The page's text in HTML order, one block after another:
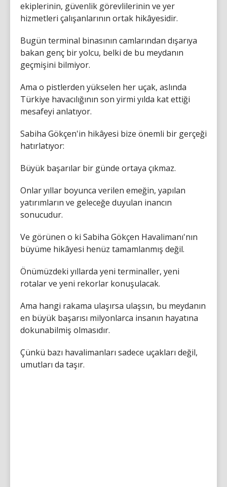
ekiplerinin, güvenlik görevlilerinin ve yer
hizmetleri çalışanlarının ortak hikâyesidir.
Bugün terminal binasının camlarından dışarıya
bakan genç bir yolcu, belki de bu meydanın
geçmişini bilmiyor.
Ama o pistlerden yükselen her uçak, aslında
Türkiye havacılığının son yirmi yılda kat ettiği
mesafeyi anlatıyor.
Sabiha Gökçen'in hikâyesi bize önemli bir gerçeği
hatırlatıyor:
Büyük başarılar bir günde ortaya çıkmaz.
Onlar yıllar boyunca verilen emeğin, yapılan
yatırımların ve geleceğe duyulan inancın
sonucudur.
Ve görünen o ki Sabiha Gökçen Havalimanı'nın
büyüme hikâyesi henüz tamamlanmış değil.
Önümüzdeki yıllarda yeni terminaller, yeni
rotalar ve yeni rekorlar konuşulacak.
Ama hangi rakama ulaşırsa ulaşsın, bu meydanın
en büyük başarısı milyonlarca insanın hayatına
dokunabilmiş olmasıdır.
Çünkü bazı havalimanları sadece uçakları değil,
umutları da taşır.